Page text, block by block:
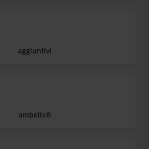
aggiuntivi
ambelis®